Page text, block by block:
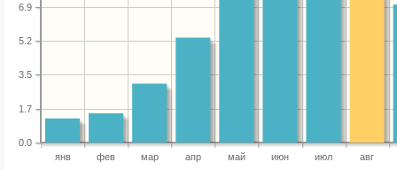
янв фев мар апр май июн июл авг
0.0
1.7
3.5
5.2
6.9